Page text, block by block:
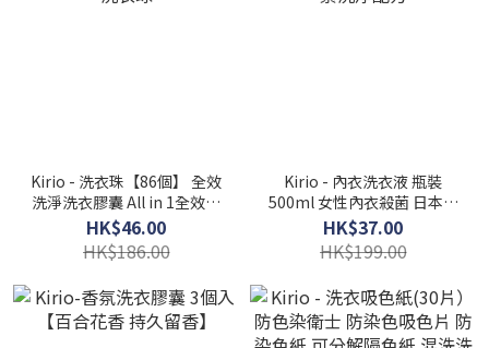
Kirio - 洗衣珠【86個】 全效
洗淨洗衣膠囊 All in 1全效洗
衣球
HK$46.00
HK$186.00
Kirio - 內衣洗衣液 瓶裝
500ml 女性內衣殺菌 日本酵
素洗淨配方
HK$37.00
HK$199.00